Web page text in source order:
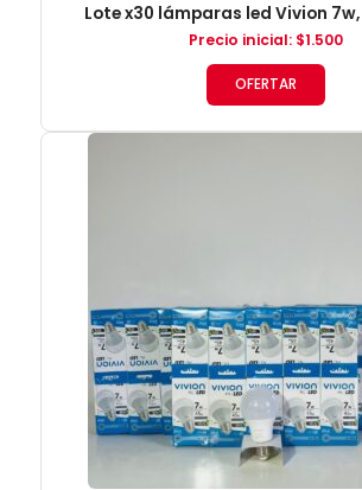
Lote x30 lámparas led Vivion
Precio inicial: $1.500
OFERTAR